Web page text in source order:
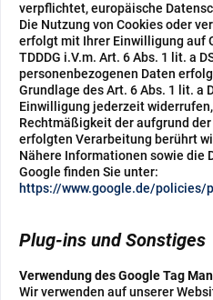
verpflichtet, europäische
Die Nutzung von Cookies oder
erfolgt mit Ihrer Einwilligung auf
TDDDG i.V.m. Art. 6 Abs. 1 lit. a
personenbezogenen Daten
Grundlage des Art. 6 Abs. 1 lit. a
Einwilligung jederzeit
Rechtmäßigkeit der aufgrund
erfolgten Verarbeitung berührt
Nähere Informationen sowie die
Google finden Sie unter:
https://www.google.de/policies/
Plug-ins und Sonstiges
Verwendung des Google Tag
Wir verwenden auf unserer